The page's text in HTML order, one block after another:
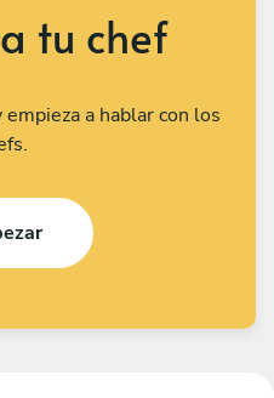
tu chef
a hablar con los